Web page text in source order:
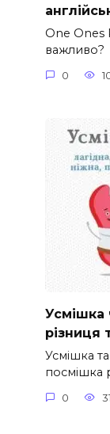
One Ones
важливо?
0
Усмішка
різниця
Усмішка
посмішка
0